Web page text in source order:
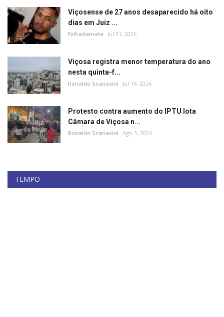
Viçosense de 27 anos desaparecido há oito
dias em Juiz ...
folhadamata Jul 31, 2026
Viçosa registra menor temperatura do ano
nesta quinta-f...
Ronaldo Scanavini Jul 16, 2026
Protesto contra aumento do IPTU lota
Câmara de Viçosa n...
Ronaldo Scanavini Ago 3, 2026
TEMPO